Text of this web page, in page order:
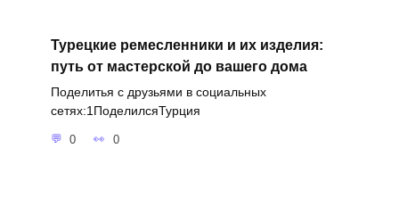
Турецкие ремесленники и их изделия:
путь от мастерской до вашего дома
Поделитья с друзьями в социальных
сетях:1ПоделилсяТурция
0 0